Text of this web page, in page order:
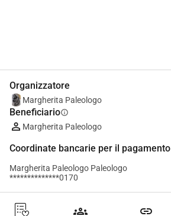
Organizzatore
Margherita Paleologo
Beneficiarioinfo
Margherita Paleologo
Coordinate bancarie per il pagamento
Margherita Paleologo Paleologo
**************0170
groups link